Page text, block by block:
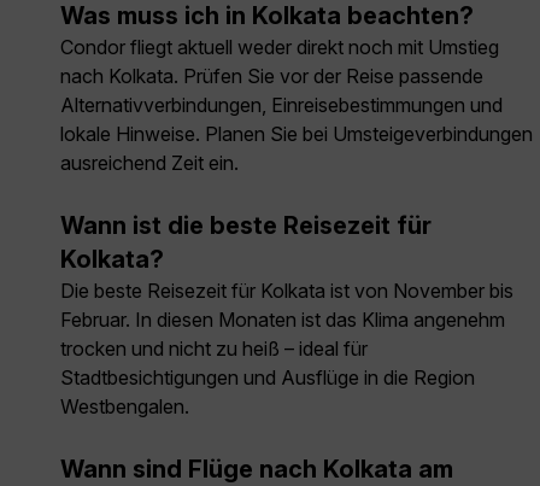
Was muss ich in Kolkata beachten?
Condor fliegt aktuell weder direkt noch mit Umstieg
nach Kolkata. Prüfen Sie vor der Reise passende
Alternativverbindungen, Einreisebestimmungen und
lokale Hinweise. Planen Sie bei Umsteigeverbindungen
ausreichend Zeit ein.
Wann ist die beste Reisezeit für
Kolkata?
Die beste Reisezeit für Kolkata ist von November bis
Februar. In diesen Monaten ist das Klima angenehm
trocken und nicht zu heiß – ideal für
Stadtbesichtigungen und Ausflüge in die Region
Westbengalen.
Wann sind Flüge nach Kolkata am